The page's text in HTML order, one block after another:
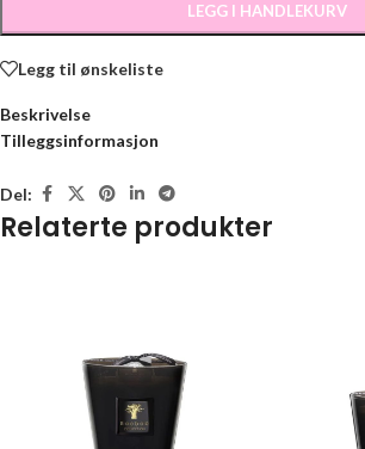
LEGG I HANDLEKURV
Legg til ønskeliste
Beskrivelse
Tilleggsinformasjon
Del:
Relaterte produkter